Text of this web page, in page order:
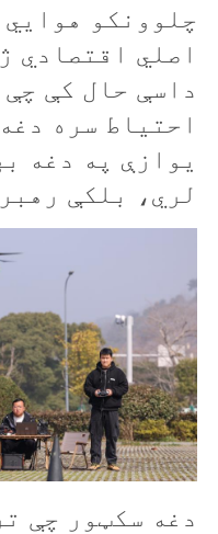
چلوونکو
اصلي اقتصادي
داسې حال کې
احتياط سره
يوازې په دغه
لري، بلکې
دغه سکټور چې